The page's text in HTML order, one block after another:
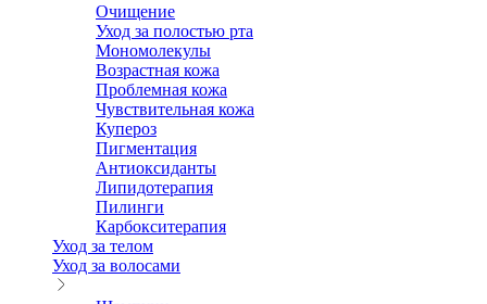
Очищение
Уход за полостью рта
Мономолекулы
Возрастная кожа
Проблемная кожа
Чувствительная кожа
Купероз
Пигментация
Антиоксиданты
Липидотерапия
Пилинги
Карбокситерапия
Уход за телом
Уход за волосами